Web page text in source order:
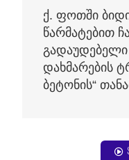
ქ. ფოთში
წარმატებით
გადაუდებელი
დახმარების
ბეტონის“